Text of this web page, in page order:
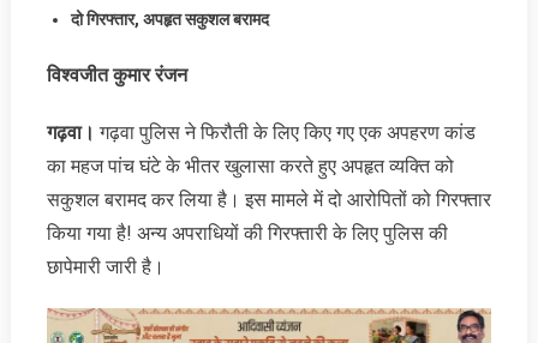
दो गिरफ्तार, अपहृत सकुशल बरामद
विश्वजीत कुमार रंजन
गढ़वा। गढ़वा पुलिस ने फिरौती के लिए किए गए एक अपहरण कांड
का महज पांच घंटे के भीतर खुलासा करते हुए अपहृत व्यक्ति को
सकुशल बरामद कर लिया है। इस मामले में दो आरोपितों को गिरफ्तार
किया गया है! अन्य अपराधियों की गिरफ्तारी के लिए पुलिस की
छापेमारी जारी है।